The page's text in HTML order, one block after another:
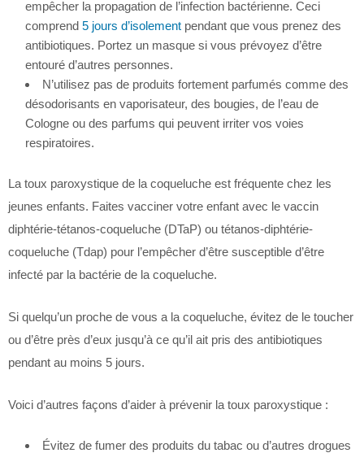
empêcher la propagation de l’infection bactérienne. Ceci
comprend 5 jours d’isolement pendant que vous prenez des
antibiotiques. Portez un masque si vous prévoyez d’être
entouré d’autres personnes.
N’utilisez pas de produits fortement parfumés comme des
désodorisants en vaporisateur, des bougies, de l’eau de
Cologne ou des parfums qui peuvent irriter vos voies
respiratoires.
La toux paroxystique de la coqueluche est fréquente chez les
jeunes enfants. Faites vacciner votre enfant avec le vaccin
diphtérie-tétanos-coqueluche (DTaP) ou tétanos-diphtérie-
coqueluche (Tdap) pour l’empêcher d’être susceptible d’être
infecté par la bactérie de la coqueluche.
Si quelqu’un proche de vous a la coqueluche, évitez de le toucher
ou d’être près d’eux jusqu’à ce qu’il ait pris des antibiotiques
pendant au moins 5 jours.
Voici d’autres façons d’aider à prévenir la toux paroxystique :
Évitez de fumer des produits du tabac ou d’autres drogues